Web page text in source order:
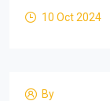
10 Oct 2024
By